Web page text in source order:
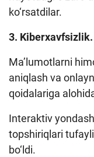
ko‘rsatdilar.
3. Kiberxavfsizlik.
Ma’lumotlarni
aniqlash va
qoidalariga
Interaktiv
topshiriqlari
bo‘ldi.